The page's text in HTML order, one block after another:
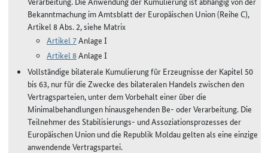
Bekanntmachung im Amtsblatt der Europäischen Union (Reihe C),
Artikel 8 Abs. 2, siehe Matrix
Artikel 7Anlage I
Artikel 8Anlage I
Vollständige bilaterale Kumulierung für Erzeugnisse der Kapitel 50
bis 63, nur für die Zwecke des bilateralen Handels zwischen den
Vertragsparteien, unter dem Vorbehalt einer über die
Minimalbehandlungen hinausgehenden Be- oder Verarbeitung. Die
Teilnehmer des Stabilisierungs- und Assoziationsprozesses der
Europäischen Union und die Republik Moldau gelten als eine einzige
anwendende Vertragspartei.